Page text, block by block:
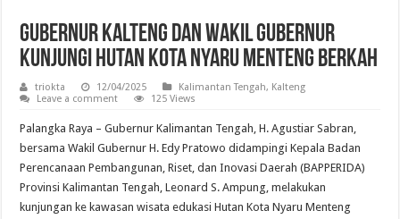
Gubernur Kalteng dan Wakil Gubernur
Kunjungi Hutan Kota Nyaru Menteng Berkah
triokta 12/04/2025 Kalimantan Tengah, Kalteng
Leave a comment
125 Views
Palangka Raya – Gubernur Kalimantan Tengah, H. Agustiar Sabran,
bersama Wakil Gubernur H. Edy Pratowo didampingi Kepala Badan
Perencanaan Pembangunan, Riset, dan Inovasi Daerah (BAPPERIDA)
Provinsi Kalimantan Tengah, Leonard S. Ampung, melakukan
kunjungan ke kawasan wisata edukasi Hutan Kota Nyaru Menteng